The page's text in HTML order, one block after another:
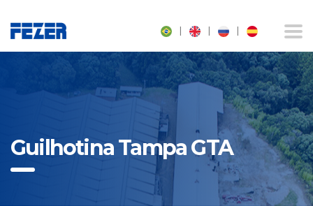
| | |
Guilhotina Tampa GTA